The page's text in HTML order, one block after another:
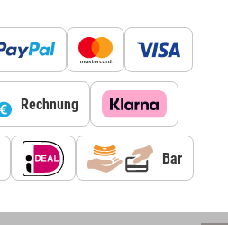
Rechnung
Bar